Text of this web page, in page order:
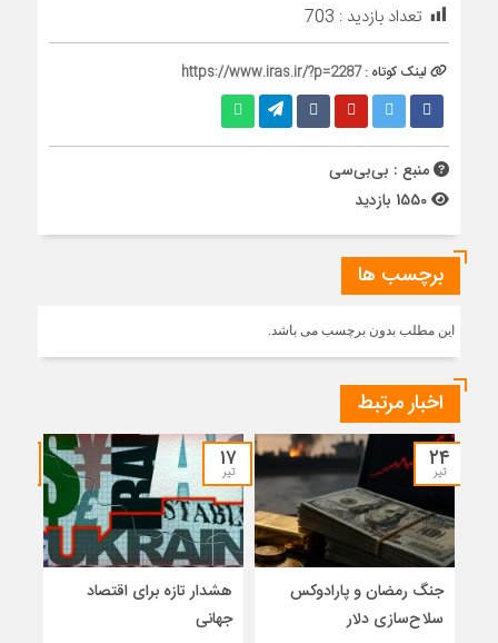
تعداد بازدید : 703
لینک کوتاه :https://www.iras.ir/?p=2287
منبع : بی‌بی‌سی
برچسب ها
این مطلب بدون برچسب می باشد.
اخبار مرتبط
۲۴
تیر
جنگ رمضان و پارادوکس
سلاح‌سازی دلار
۱۷
تیر
هشدار تازه برای اقتصاد
جهانی